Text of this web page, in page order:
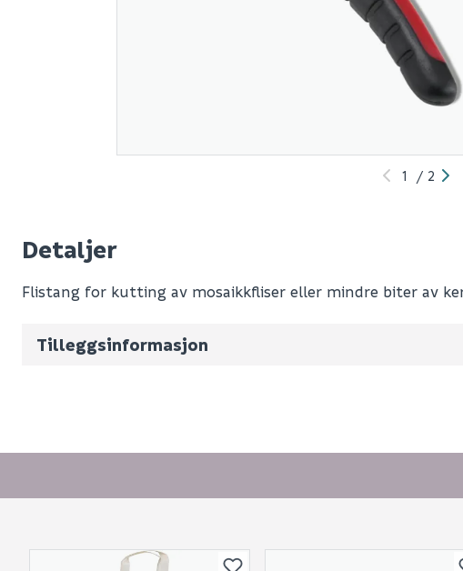
1 / 2
Detaljer
Flistang for kutting av mosaikkfliser eller mindre biter av
Tilleggsinformasjon
Vekt pr. stk / m2 (i kg)
Volum (dm3 per